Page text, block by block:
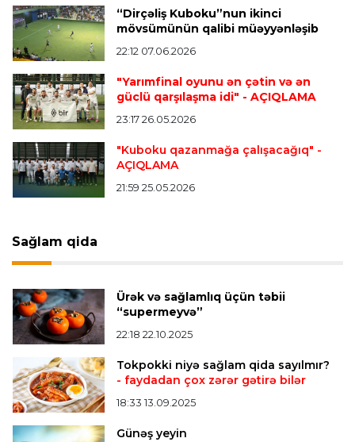
"Ferensvaroş" "Qurnik"i məğlub etdi
Dünya çempionatı 00:17 06.08.2026
FİFA DÇ-2030-un finalı ilə bağlı iddialara
münasibət bildirdi
Transfer 00:06 06.08.2026
"İnter"in müdafiəçisi üç klubu rədd etdi
Bütün xəbərlər >>>
“Dirçəliş Kuboku”nun ikinci
mövsümünün qalibi müəyyənləşib
22:12 07.06.2026
"Yarımfinal oyunu ən çətin və ən
güclü qarşılaşma idi" - AÇIQLAMA
23:17 26.05.2026
"Kuboku qazanmağa çalışacağıq" -
AÇIQLAMA
21:59 25.05.2026
Sağlam qida
Ürək və sağlamlıq üçün təbii
“supermeyvə”
22:18 22.10.2025
Tokpokki niyə sağlam qida sayılmır?
- faydadan çox zərər gətirə bilər
18:33 13.09.2025
Günəş yeyin